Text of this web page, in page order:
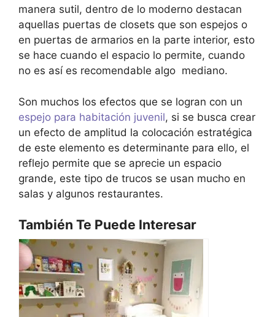
manera sutil, dentro de lo moderno destacan
aquellas puertas de closets que son espejos o
en puertas de armarios en la parte interior, esto
se hace cuando el espacio lo permite, cuando
no es así es recomendable algo mediano.
Son muchos los efectos que se logran con un
espejo para habitación juvenil, si se busca crear
un efecto de amplitud la colocación estratégica
de este elemento es determinante para ello, el
reflejo permite que se aprecie un espacio
grande, este tipo de trucos se usan mucho en
salas y algunos restaurantes.
También Te Puede Interesar